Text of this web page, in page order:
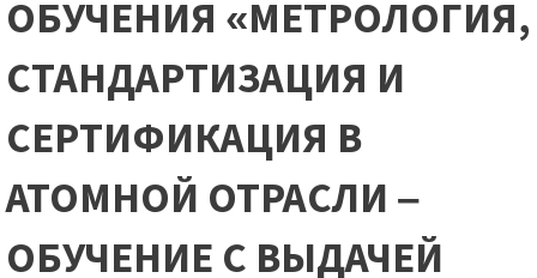
ОБУЧЕНИЯ «МЕТРОЛОГИЯ,
СТАНДАРТИЗАЦИЯ И
СЕРТИФИКАЦИЯ В
АТОМНОЙ ОТРАСЛИ –
ОБУЧЕНИЕ С ВЫДАЧЕЙ